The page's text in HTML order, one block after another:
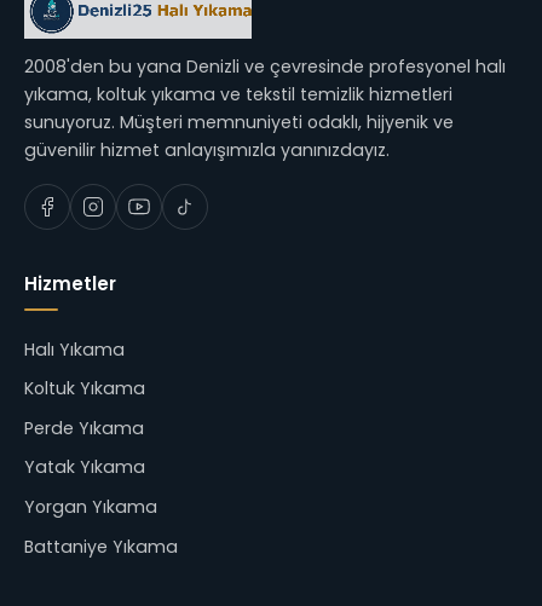
2008'den bu yana Denizli ve çevresinde profesyonel halı
yıkama, koltuk yıkama ve tekstil temizlik hizmetleri
sunuyoruz. Müşteri memnuniyeti odaklı, hijyenik ve
güvenilir hizmet anlayışımızla yanınızdayız.
Hizmetler
Halı Yıkama
Koltuk Yıkama
Perde Yıkama
Yatak Yıkama
Yorgan Yıkama
Battaniye Yıkama